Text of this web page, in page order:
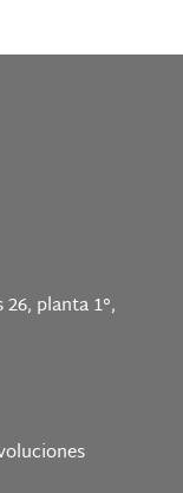
planta 1°,